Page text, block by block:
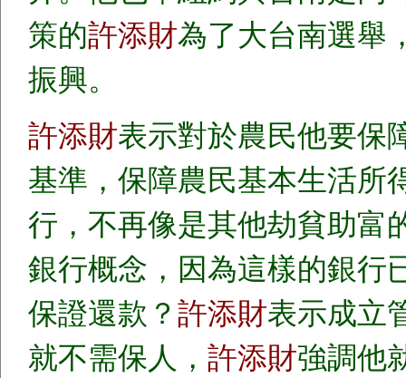
策的許添財為了大台南選舉
振興。
許添財表示對於農民他要保
基準，保障農民基本生活所
行，不再像是其他劫貧助富
銀行概念，因為這樣的銀行
保證還款？許添財表示成立
就不需保人， 許添財強調他